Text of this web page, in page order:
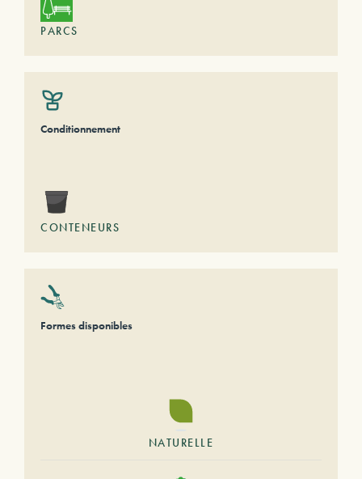
PARCS
Conditionnement
CONTENEURS
Formes disponibles
NATURELLE